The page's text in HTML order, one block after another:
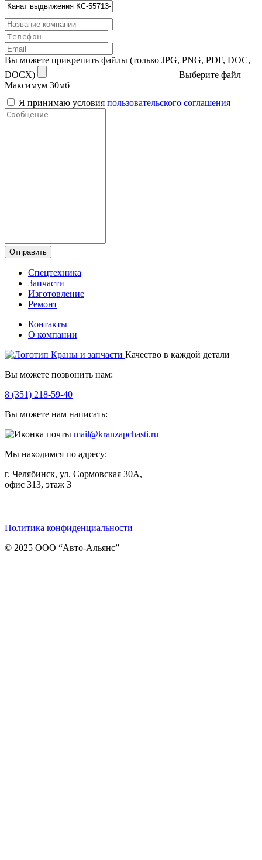
Вы можете прикрепить файлы (только JPG, PNG, PDF, DOC,
DOCX)
Выберите файл
Максимум 30мб
Я принимаю условия пользовательского соглашения
Отправить
Спецтехника
Запчасти
Изготовление
Ремонт
Контакты
О компании
Качество в каждой детали
Вы можете позвонить нам:
8 (351) 218-59-40
Вы можете нам написать:
mail@kranzapchasti.ru
Мы находимся по адресу:
г. Челябинск, ул. Сормовская 30А,
офис 313, этаж 3
Политика конфиденциальности
© 2025 ООО “Авто-Альянс”